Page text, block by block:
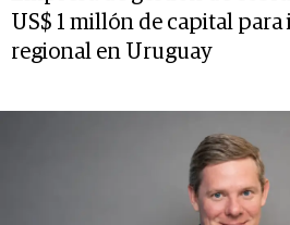
US$ 1 millón de capital
regional en Uruguay